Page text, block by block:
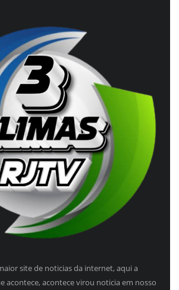
site de noticias da internet, aqui a
acontece, acontece virou noticia em nosso